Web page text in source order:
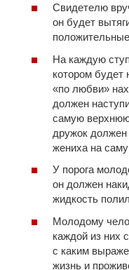
Свидетелю
он будет
На каждую
котором будет
«по любви»
должен
самую
дружок должен
жениха на
У порога
он должен
жидкость
Молодому
каждой из них
с каким
жизнь и